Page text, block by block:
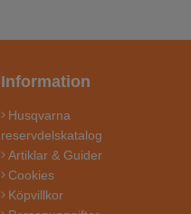
Information
Husqvarna
reservdelskatalog
Artiklar & Guider
Cookies
Köpvillkor